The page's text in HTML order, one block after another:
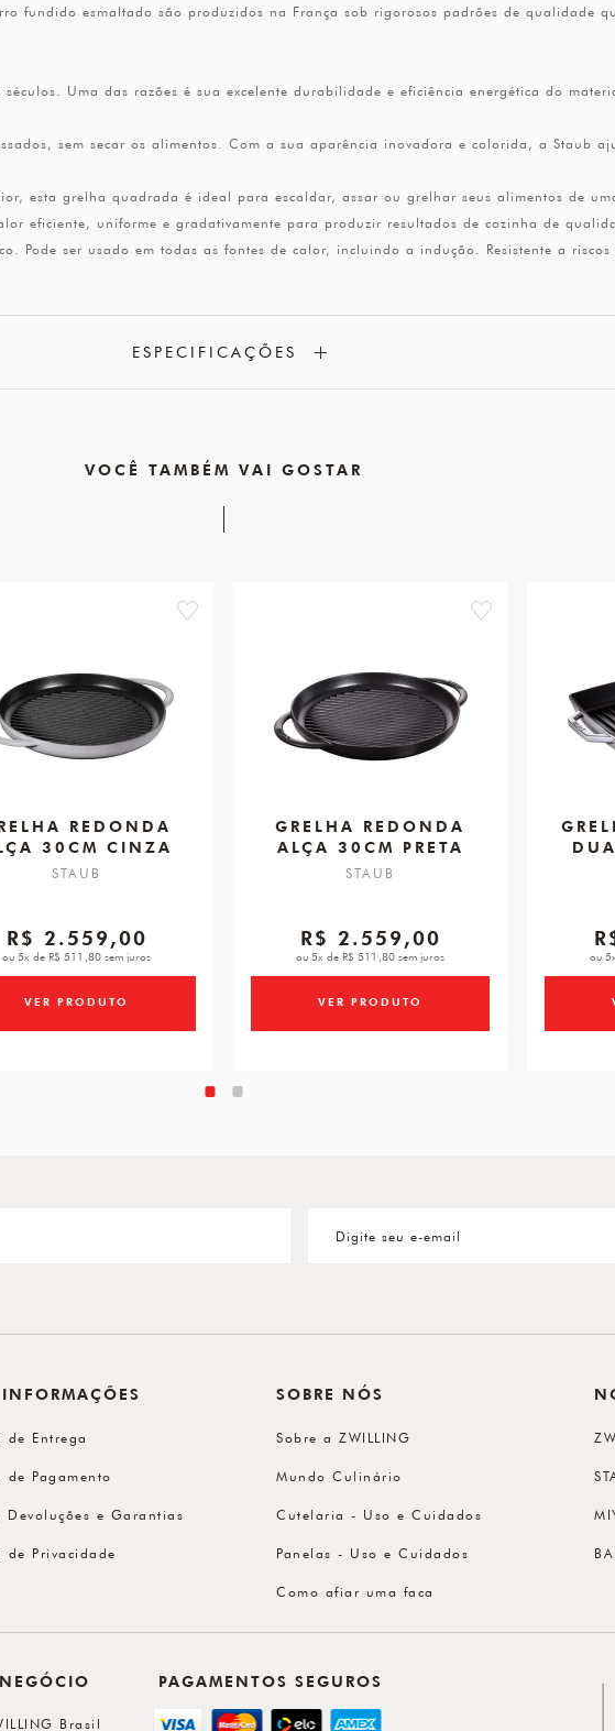
fundido esmaltado são produzidos na França sob rigorosos padrões de qualidade
Uma das razões é sua excelente durabilidade e eficiência energética do
sem secar os alimentos. Com a sua aparência inovadora e colorida, a Staub
esta grelha quadrada é ideal para escaldar, assar ou grelhar seus alimentos de
eficiente, uniforme e gradativamente para produzir resultados de cozinha de
Pode ser usado em todas as fontes de calor, incluindo a indução. Resistente a riscos
ESPECIFICAÇÕES
VOCÊ TAMBÉM VAI GOSTAR
favorite
REDONDA
30CM CINZA
STAUB
R$ 2.559,00
ou 5x de R$ 511,80 sem juros
VER PRODUTO
favorite
GRELHA REDONDA
ALÇA 30CM PRETA
STAUB
R$ 2.559,00
ou 5x de R$ 511,80 sem juros
VER PRODUTO
ou
de Entrega
de Pagamento
Devoluções e Garantias
de Privacidade
SOBRE NÓS
Sobre a ZWILLING
Mundo Culinário
Cutelaria - Uso e Cuidados
Panelas - Uso e Cuidados
Como afiar uma faca
Brasil
PAGAMENTOS SEGUROS